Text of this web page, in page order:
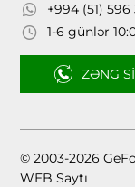
+994 (51) 596
1-6 günlər
ZƏNG
© 2003-2026
WEB Saytı